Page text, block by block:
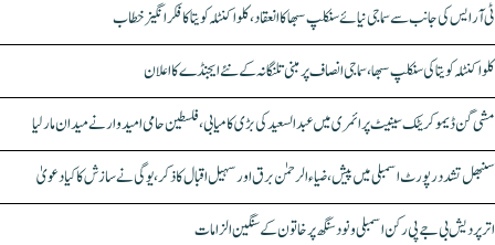
ٹی آر ایس کی جانب سے سماجی نیائے سنکلپ سبھا کا انعقاد، کلواکنٹلہ کویتا کا فکر انگیز خطاب
کلواکنٹلہ کویتا کی سنکلپ سبھا، سماجی انصاف پر مبنی تلنگانہ کے نئے ایجنڈے کا اعلان
مشی گن ڈیموکریٹک سینیٹ پرائمری میں عبدالسعید کی بڑی کامیابی، فلسطین حامی امیدوار نے میدان مار لیا
سنبھل تشدد رپورٹ اسمبلی میں پیش، ضیاء الرحمٰن برق اور سہیل اقبال کا ذکر، یوگی نے سازش کا کیا دعویٰ
اتر پردیش بی جے پی رکن اسمبلی ونود سنگھ پر خاتون کے سنگین الزامات